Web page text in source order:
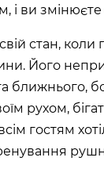
Україна,
Франківська
і ви
стан,
Його
ближнього,
рухом,
гостям